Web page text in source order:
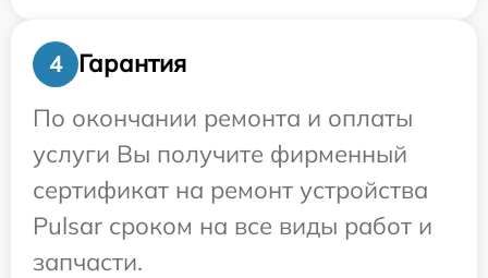
4
Гарантия
По окончании ремонта и оплаты
услуги Вы получите фирменный
сертификат на ремонт устройства
Pulsar сроком на все виды работ и
запчасти.